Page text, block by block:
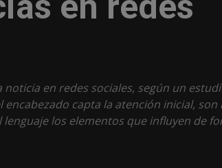
en redes sociales, según un
capta la atención inicial, son
los elementos que influyen de